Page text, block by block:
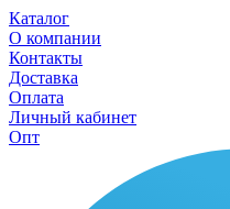
Каталог
О компании
Контакты
Доставка
Оплата
Личный кабинет
Опт